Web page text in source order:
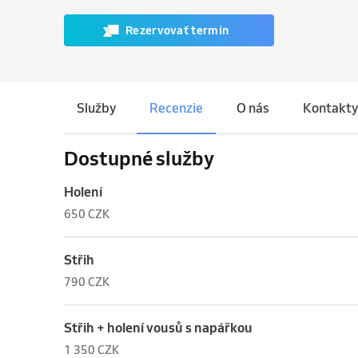
Rezervovať termín
Služby Recenzie O nás Kontakty
Dostupné služby
Holení
650 CZK
Střih
790 CZK
Střih + holení vousů s napářkou
1 350 CZK